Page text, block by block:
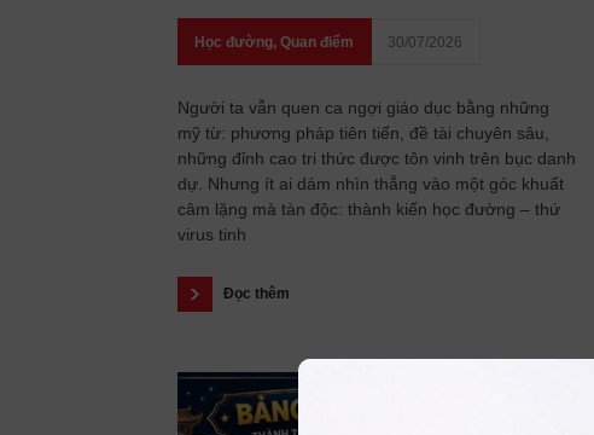
Học đường, Quan điểm 30/07/2026
Người ta vẫn quen ca ngợi giáo dục bằng những
mỹ từ: phương pháp tiên tiến, đề tài chuyên sâu,
những đỉnh cao tri thức được tôn vinh trên bục danh
dự. Nhưng ít ai dám nhìn thẳng vào một góc khuất
câm lặng mà tàn độc: thành kiến học đường – thứ
virus tinh
Đọc thêm